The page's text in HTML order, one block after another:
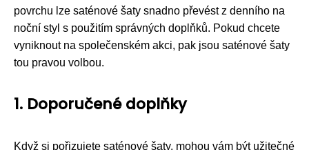
povrchu lze saténové šaty snadno převést z denního na
noční styl s použitím správných doplňků. Pokud chcete
vyniknout na společenském akci, pak jsou saténové šaty
tou pravou volbou.
1. Doporučené doplňky
Když si pořizujete saténové šaty, mohou vám být užitečné